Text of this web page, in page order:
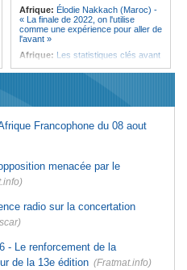
Afrique: Élodie Nakkach (Maroc) -
« La finale de 2022, on l'utilise
comme une expérience pour aller de
l'avant »
Afrique: Les statistiques clés avant
d'Ivoire et l'Algérie
la finale
Afrique:Côte d'Ivoire - Algérie, un
Sénégal bat la Tunisie et prend le
quart
Tunisie:
interconnecté « One Health »
Tunisie:
les startups à l'international
Francophone du 08 aout
menacée par le
radio sur la concertation
- Le renforcement de la
de la 13e édition (Fratmat.info)